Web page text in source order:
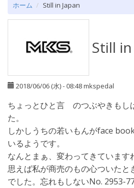
ホーム Still in Japan
Still in
2018/06/06 (水) - 08:48mkspedal
ちょっとひと言 のつぶやきもし
た。
しかしうちの若いもんがface
いるようです。
なんとまぁ、変わってきています
思えば私が商売のもの心ついたと
でした。忘れもしないNo. 2953-